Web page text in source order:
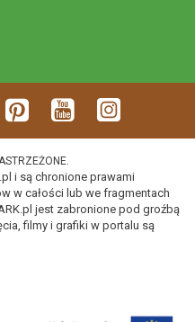
i są chronione prawami
w całości lub we fragmentach
jest zabronione pod groźbą
filmy i grafiki w portalu są